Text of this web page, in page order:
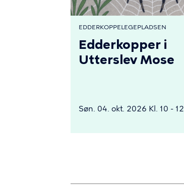
EDDERKOPPELEGEPLADSEN
Edderkopper i
Utterslev Mose
Søn. 04. okt. 2026 Kl. 10 - 12